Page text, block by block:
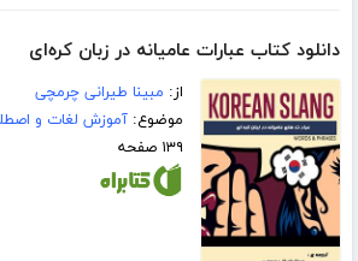
دانلود کتاب عبارات عامیانه در زبان کره‌ای
از: مبینا طیرانی چرمچی
موضوع:آموزش لغات و
۱۳۹ صفحه